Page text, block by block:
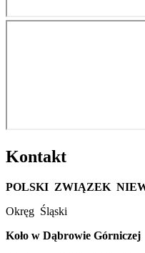
Kontakt
POLSKI ZWIĄZEK
Okręg Śląski
Koło w Dąbrowie Górniczej